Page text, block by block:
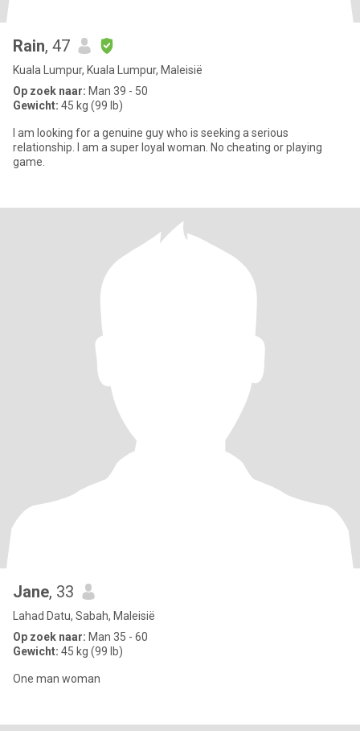
Rain, 47
Kuala Lumpur, Kuala Lumpur, Maleisië
Op zoek naar: Man 39 - 50
Gewicht: 45 kg (99 lb)
I am looking for a genuine guy who is seeking a serious
relationship. I am a super loyal woman. No cheating or playing
game.
Jane, 33
Lahad Datu, Sabah, Maleisië
Op zoek naar: Man 35 - 60
Gewicht: 45 kg (99 lb)
One man woman